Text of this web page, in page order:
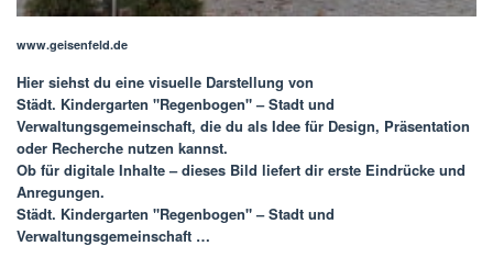
www.geisenfeld.de
Hier siehst du eine visuelle Darstellung von
Städt. Kindergarten "Regenbogen" – Stadt und
Verwaltungsgemeinschaft, die du als Idee für Design, Präsentation
oder Recherche nutzen kannst.
Ob für digitale Inhalte – dieses Bild liefert dir erste Eindrücke und
Anregungen.
Städt. Kindergarten "Regenbogen" – Stadt und
Verwaltungsgemeinschaft …